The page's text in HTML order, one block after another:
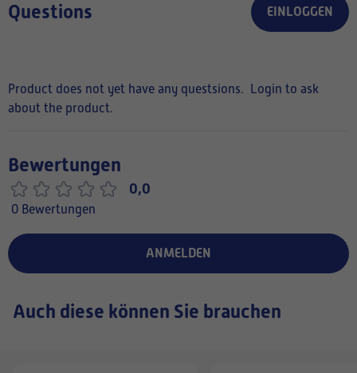
Questions EINLOGGEN
Product does not yet have any questsions.
Login to ask
about the product.
Bewertungen
0,0
0 Bewertungen
ANMELDEN
Auch diese können Sie brauchen